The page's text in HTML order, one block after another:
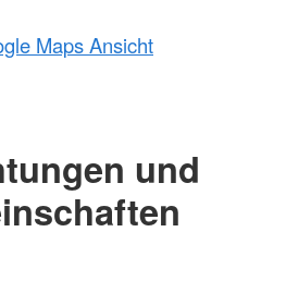
Maps Ansicht
und